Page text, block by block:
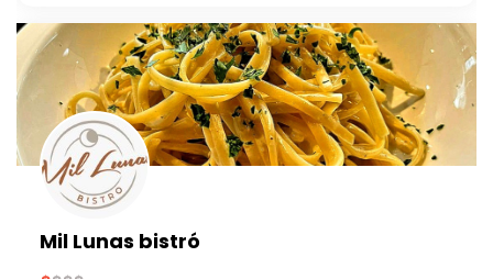
Mil Lunas bistró